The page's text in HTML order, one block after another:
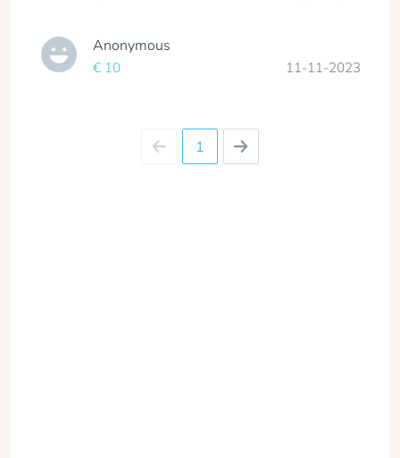
Anonymous
€ 10 11-11-2023
1